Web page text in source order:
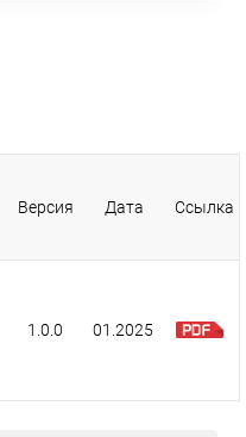
Версия Дата Ссылка
1.0.0 01.2025